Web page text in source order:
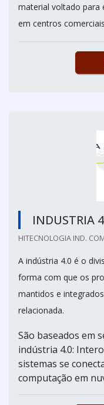
material voltado para
em centros
INDUSTRIA
HITECNOLOGIA IND.
A indústria 4.0 é o
forma com que os
mantidos e
relacionada.
São baseados em
indústria 4.0:
sistemas se
computação em